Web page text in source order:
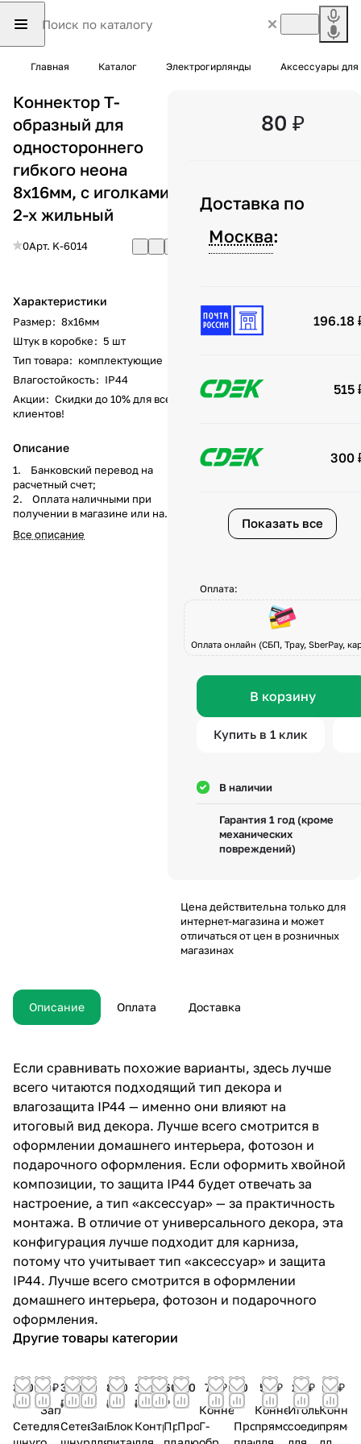
Главная Каталог Электрогирлянды Аксессуары для
Коннектор Т-
образный для
одностороннего
гибкого неона
8х16мм, с иголками,
2-х жильный
0Арт. K-6014
Характеристики
Размер: 8х16мм
Штук в коробке: 5 шт
Тип товара: комплектующие
Влагостойкость: IP44
Акции: Скидки до 10% для всех
клиентов!
Описание
1. Банковский перевод на
расчетный счет;
2. Оплата наличными при
получении в магазине или на
складе компании а
также курьеру при доставке;
Все описание
80 ₽
Доставка по
Москва:
196.18
515
300
Показать все
Оплата:
Оплата онлайн (СБП, Tpay, SberPay,
В корзину
Купить в 1 клик
В наличии
Гарантия 1 год (кроме
механических
повреждений)
Цена действительна только для
интернет-магазина и может
отличаться от цен в розничных
магазинах
Описание Оплата Доставка
Если сравнивать похожие варианты, здесь лучше
всего читаются подходящий тип декора и
влагозащита IP44 — именно они влияют на
итоговый вид декора. Лучше всего смотрится в
оформлении домашнего интерьера, фотозон и
подарочного оформления. Если оформить хвойной
композиции, то защита IP44 будет отвечать за
настроение, а тип «аксессуар» — за практичность
монтажа. В отличие от универсального декора, эта
конфигурация лучше подходит для карниза,
потому что учитывает тип «аксессуар» и защита
IP44. Лучше всего смотрится в оформлении
домашнего интерьера, фотозон и подарочного
оформления.
Другие товары категории
300
₽
Сетевой
8 ₽
Заглушка
для
300
₽
Сетевой
8
₽
Заглушка
800
₽
Блок
300
₽
Контроллер
60
₽
Профиль
110
₽
Профиль
70 ₽
Коннектор
Г-
60
₽
Профиль
50 ₽
Коннектор
прямой
20 ₽
Игольчатый
соединитель
50 ₽
прямой